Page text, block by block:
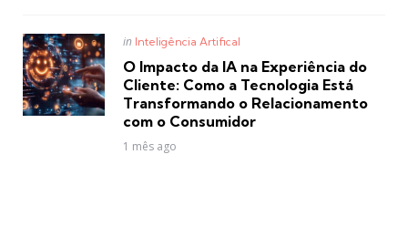
Posted
in Inteligência Artifical
O Impacto da IA na Experiência do
Cliente: Como a Tecnologia Está
Transformando o Relacionamento
com o Consumidor
1 mês ago